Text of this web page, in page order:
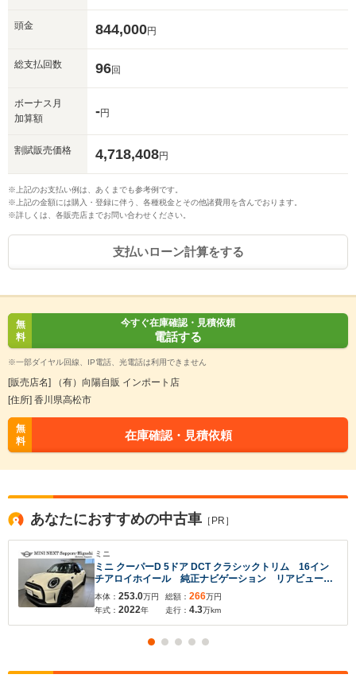
頭金 844,000円
総支払回数 96回
ボーナス月
加算額
-円
割賦販売価格 4,718,408円
※上記のお支払い例は、あくまでも参考例です。
※上記の金額には購入・登録に伴う、各種税金とその他諸費用を含んでおります。
※詳しくは、各販売店までお問い合わせください。
支払いローン計算をする
無
料
今すぐ在庫確認・見積依頼
電話する
※一部ダイヤル回線、IP電話、光電話は利用できません
[販売店名] （有）向陽自販 インポート店
[住所] 香川県高松市
無
料
在庫確認・見積依頼
あなたにおすすめの中古車 ［PR］
ミニ
ミニ クーパーD 5ドア DCT クラシックトリム 16イン
チアロイホイール 純正ナビゲーション リアビューカ
メラ パーキングアシスト 前席シートヒーター 認定
中古車 2年保証
本体： 253.0万円
年式： 2022年
総額： 266万円
走行： 4.3万km